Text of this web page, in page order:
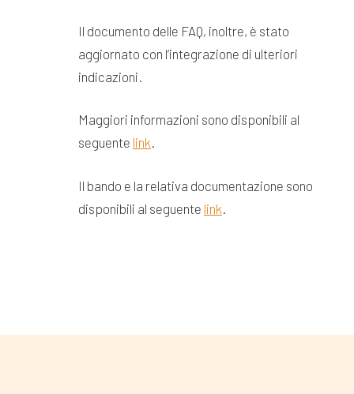
Il documento delle FAQ, inoltre, è stato
aggiornato con l’integrazione di ulteriori
indicazioni.
Maggiori informazioni sono disponibili al
seguente link.
Il bando e la relativa documentazione sono
disponibili al seguente link